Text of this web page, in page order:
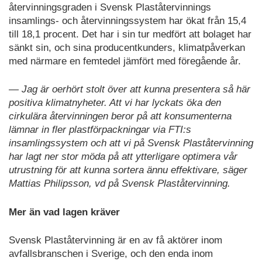
återvinningsgraden i Svensk Plaståtervinnings
insamlings- och återvinningssystem har ökat från 15,4
till 18,1 procent. Det har i sin tur medfört att bolaget har
sänkt sin, och sina producentkunders, klimatpåverkan
med närmare en femtedel jämfört med föregående år.
— Jag är oerhört stolt över att kunna presentera så här
positiva klimatnyheter. Att vi har lyckats öka den
cirkulära återvinningen beror på att konsumenterna
lämnar in fler plastförpackningar via FTI:s
insamlingssystem och att vi på Svensk Plaståtervinning
har lagt ner stor möda på att ytterligare optimera vår
utrustning för att kunna sortera ännu effektivare, säger
Mattias Philipsson, vd på Svensk Plaståtervinning.
Mer än vad lagen kräver
Svensk Plaståtervinning är en av få aktörer inom
avfallsbranschen i Sverige, och den enda inom